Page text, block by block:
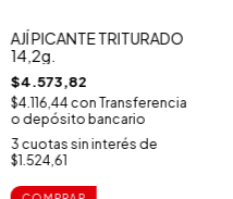
AJÍ PICANTE TRITURADO
14,2g.
$4.573,82
$4.116,44 conTransferencia
o depósito bancario
3 cuotas sin interés de
$1.524,61